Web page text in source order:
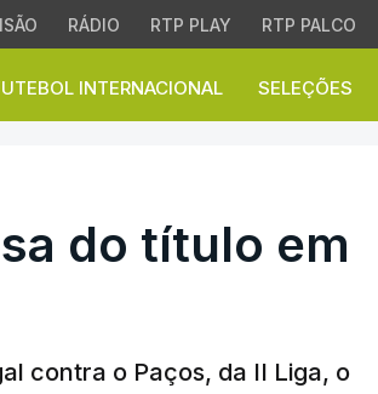
RÁDIO RTP PLAY RTP PALCO
INTERNACIONAL SELEÇÕES
do título em
do título em
contra o Paços, da II Liga, o